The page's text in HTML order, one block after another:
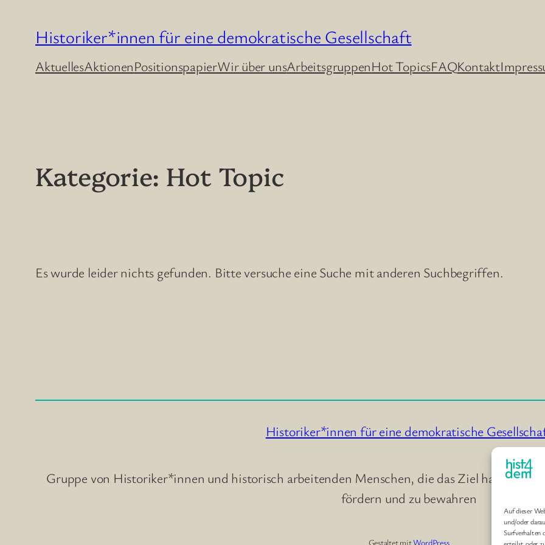
Auf dieser
und/oder
Surfverhalten
Historiker*innen für eine demokratische Gesellschaft
AktuellesAktionenPositionspapierWir über unsArbeitsgruppenHot TopicsFAQKontakt
Kategorie: Hot Topic
Es wurde leider nichts gefunden. Bitte versuche eine Suche mit anderen Suchbegriffen.
Historiker*innen für eine demokratische
Gruppe von Historiker*innen und historisch arbeitenden Menschen, die das Ziel haben,
fördern und zu bewahren
Gestaltet mitWordPress